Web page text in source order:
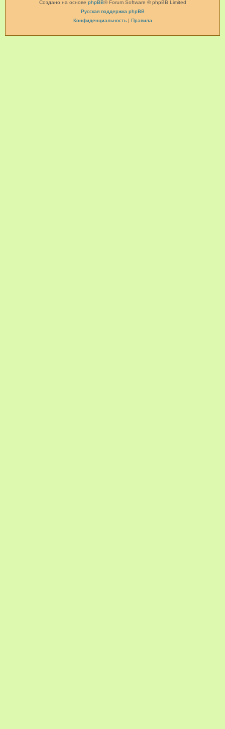
Создано на основе phpBB® Forum Software © phpBB Limited
Русская поддержка phpBB
Конфиденциальность| Правила